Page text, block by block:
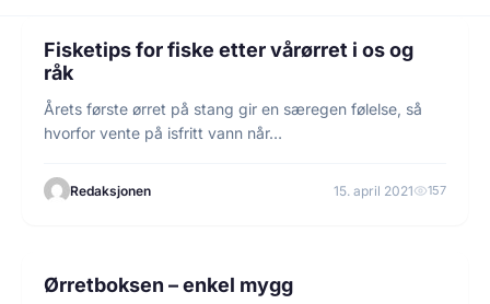
FISKEGUIDER
Fisketips for fiske etter vårørret i os og
råk
Årets første ørret på stang gir en særegen følelse, så
hvorfor vente på isfritt vann når…
Redaksjonen 15. april 2021 157
BINDEBESKRIVELSE
Ørretboksen – enkel mygg